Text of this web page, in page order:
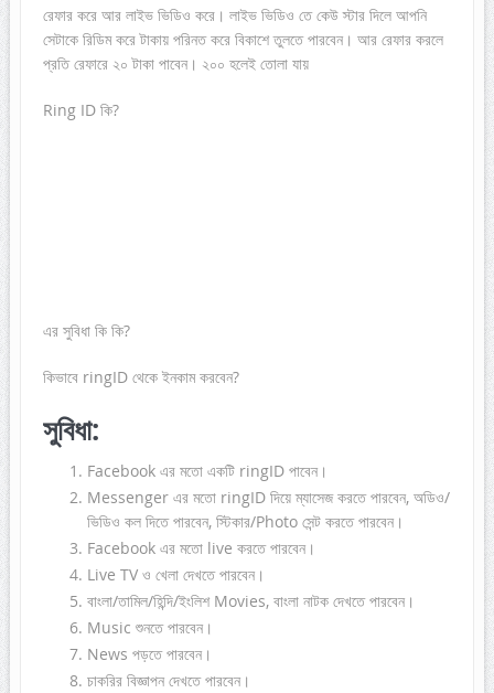
রেফার করে আর লাইভ ভিডিও করে। লাইভ ভিডিও তে কেউ স্টার দিলে আপনি
সেটাকে রিডিম করে টাকায় পরিনত করে বিকাশে তুলতে পারবেন। আর রেফার করলে
প্রতি রেফারে ২০ টাকা পাবেন। ২০০ হলেই তোলা যায়
Ring ID কি?
এর সুবিধা কি কি?
কিভাবে ringID থেকে ইনকাম করবেন?
সুবিধা:
Facebook এর মতো একটি ringID পাবেন।
Messenger এর মতো ringID দিয়ে ম্যাসেজ করতে পারবেন, অডিও/
ভিডিও কল দিতে পারবেন, স্টিকার/Photo সেন্ট করতে পারবেন।
Facebook এর মতো live করতে পারবেন।
Live TV ও খেলা দেখতে পারবেন।
বাংলা/তামিল/হিন্দি/ইংলিশ Movies, বাংলা নাটক দেখতে পারবেন।
Music শুনতে পারবেন।
News পড়তে পারবেন।
চাকরির বিজ্ঞাপন দেখতে পারবেন।